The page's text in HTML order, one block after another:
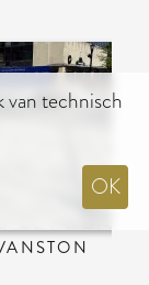
van technisch
OK